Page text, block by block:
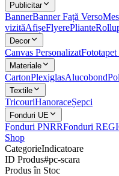
Publicitar
BannerBanner Față Verso
vizităAfișeFlyerePliante
Decor
Canvas PersonalizatFototapet
Materiale
CartonPlexiglasAlucobond
Textile
TricouriHanoraceȘepci
Fonduri UE
Fonduri PNRRFonduri
Shop
CategorieIndicatoare
ID Produs#pc-scara
Produs în Stoc